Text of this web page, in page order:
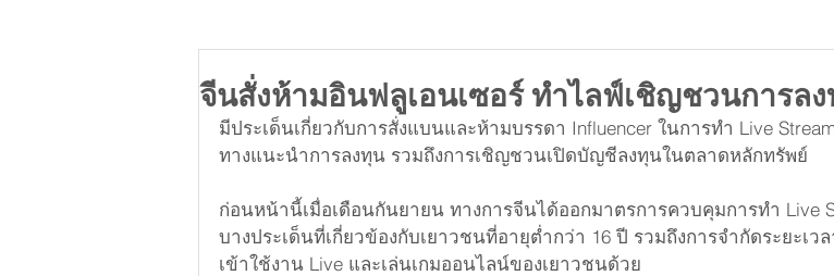
โซเชียลมีเดียจีน (Wechat, Weibo)
การตลาดจีน ข้อมูลตลาดจีน ธุรกิจจีน พิเศษ อื่นๆ บทความแน
ข่าวสารบริษัท China Marketing (English)
จีนสั่งห้ามอินฟลูเอนเซอร์ ทำไลฟ์เชิญชวนการล
มีประเด็นเกี่ยวกับการสั่งแบนและห้ามบรรดา Influencer ในการทำ Live
ทางแนะนำการลงทุน รวมถึงการเชิญชวนเปิดบัญชีลงทุนในตลาดหลักทรัพย์
ก่อนหน้านี้เมื่อเดือนกันยายน ทางการจีนได้ออกมาตรการควบคุมการทำ Live
บางประเด็นที่เกี่ยวข้องกับเยาวชนที่อายุต่ำกว่า 16 ปี รวมถึงการจำกัดระยะเว
เข้าใช้งาน Live และเล่นเกมออนไลน์ของเยาวชนด้วย